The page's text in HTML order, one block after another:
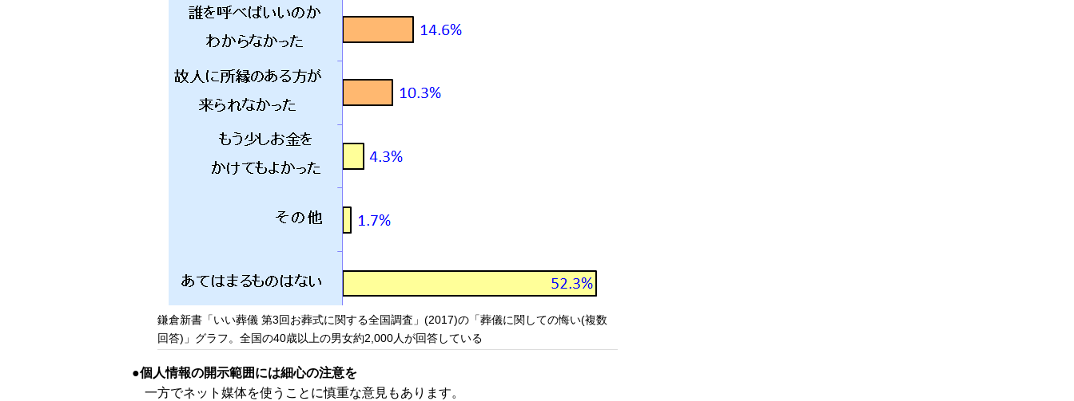
鎌倉新書「いい葬儀 第3回お葬式に関する全国調査」(2017)の「葬儀に関しての悔い(複数
回答)」グラフ。全国の40歳以上の男女約2,000人が回答している
個人情報の開示範囲には細心の注意を
一方でネット媒体を使うことに慎重な意見もあります。